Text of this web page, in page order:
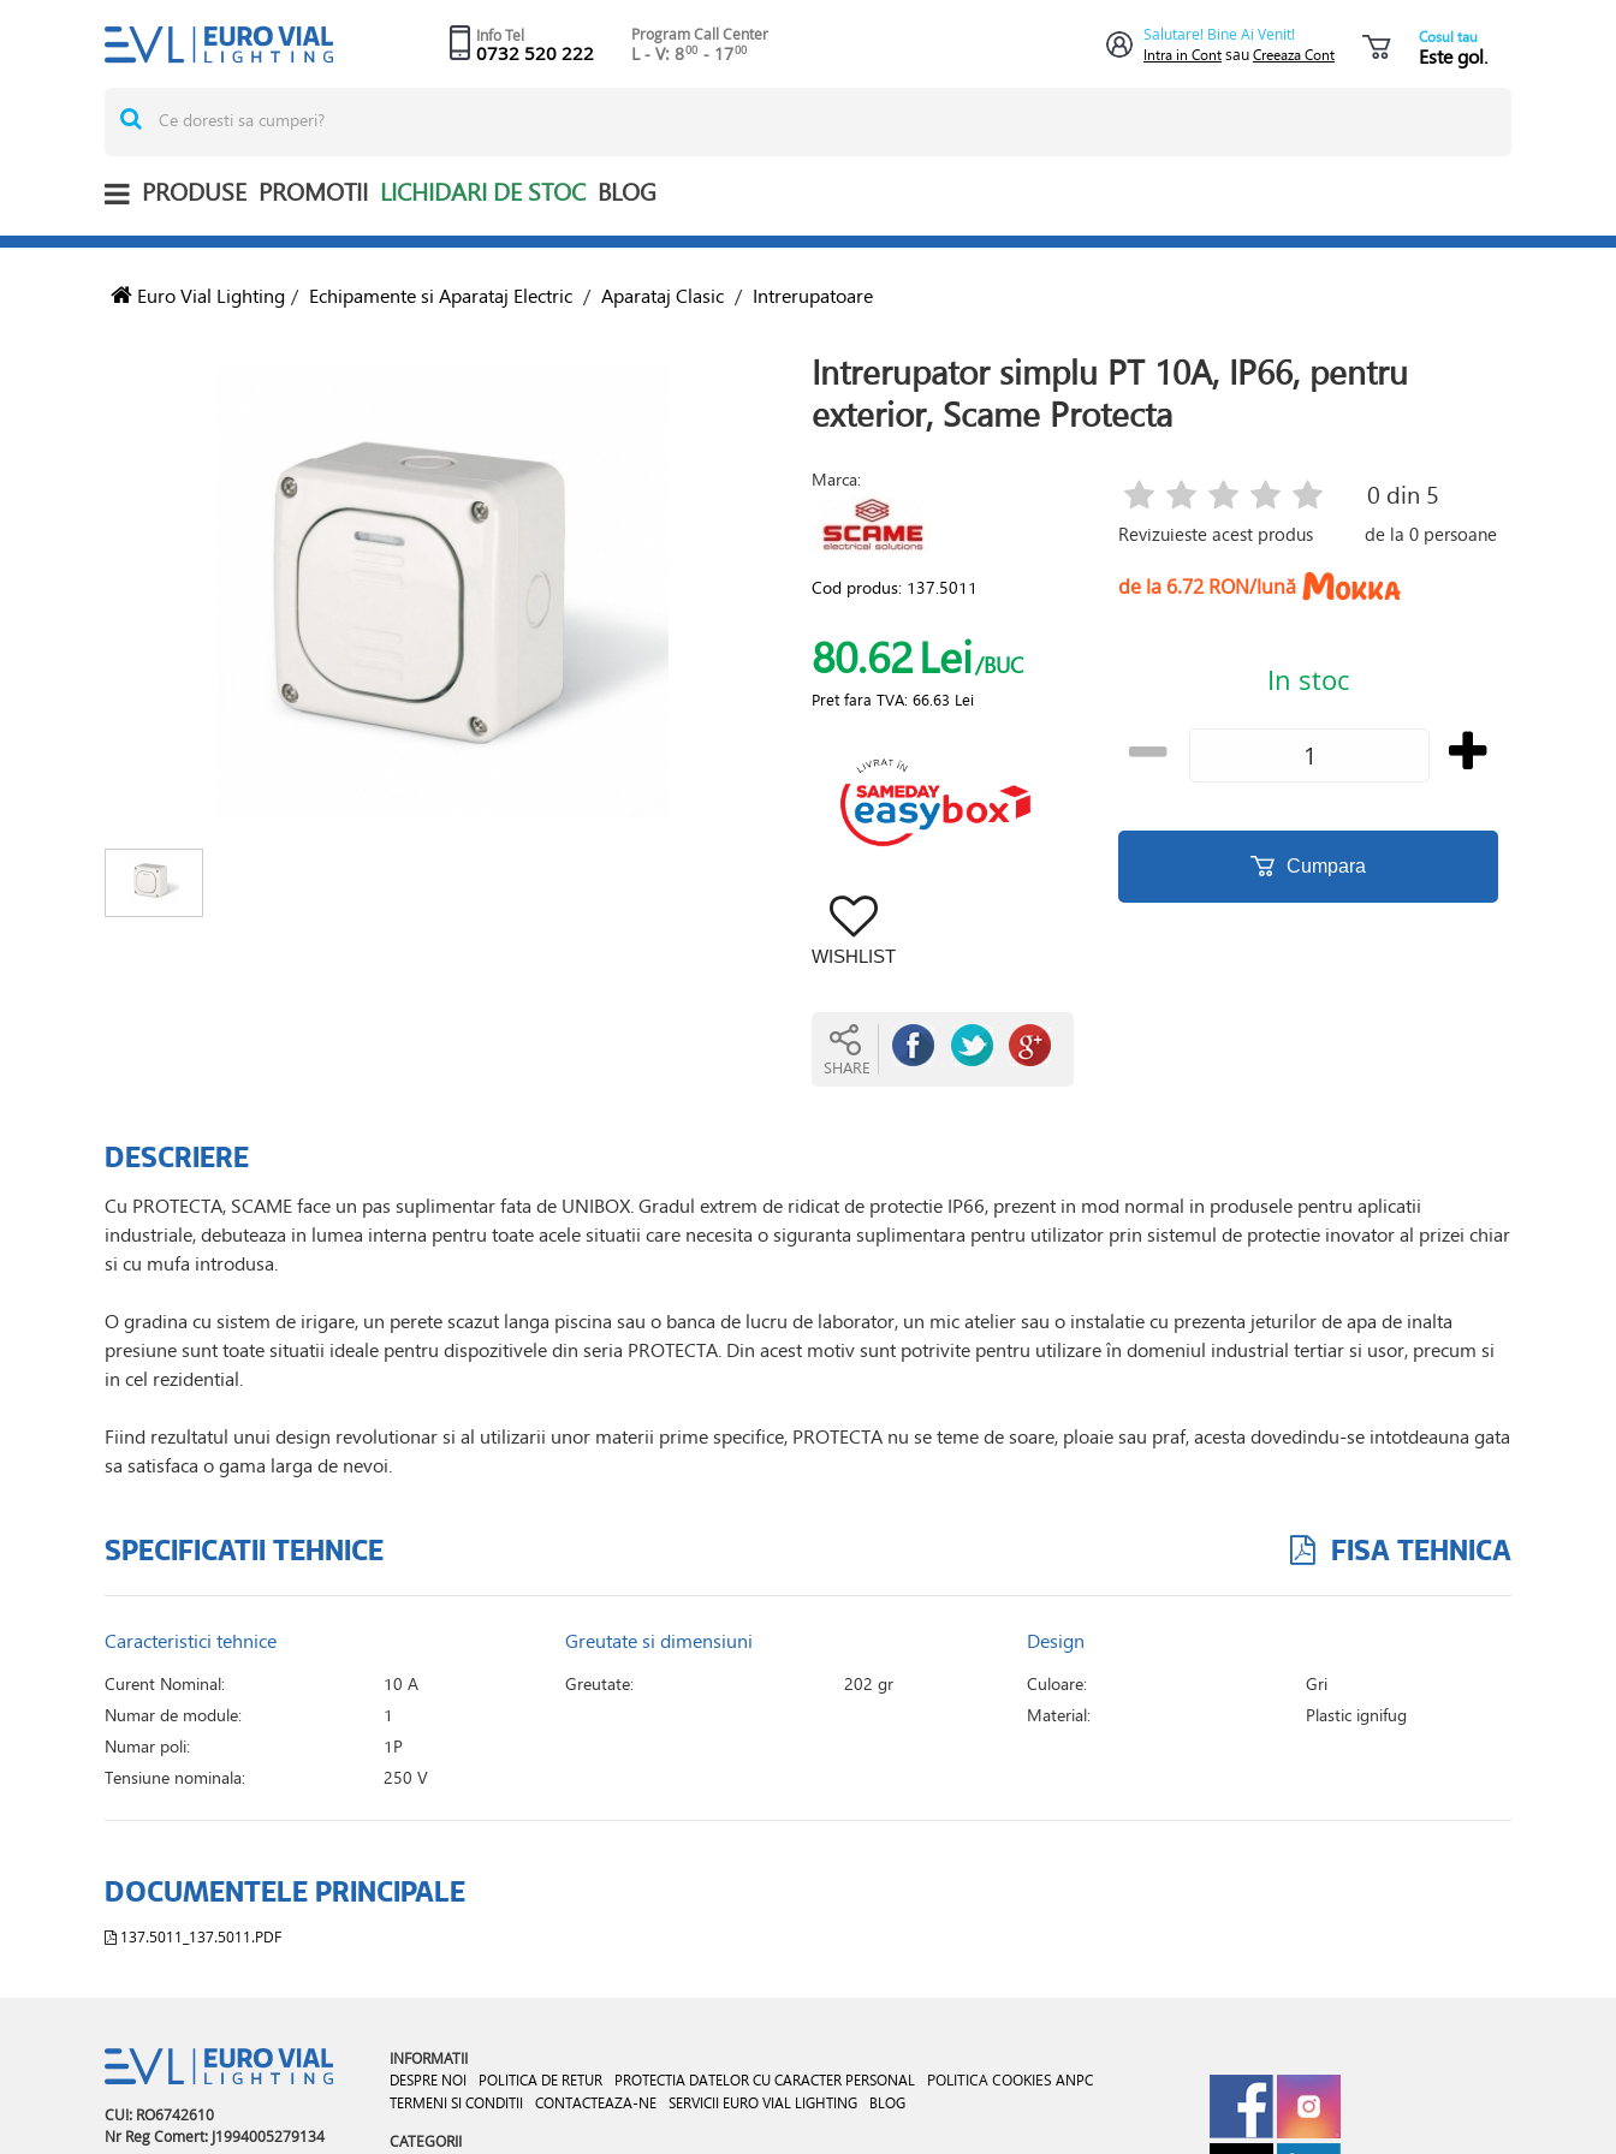
Info Tel
0732 520 222
Program Call Center
L - V: 800 - 1700
Salutare! Bine Ai Venit!
Intra in ContsauCreeaza Cont
Cosul tau
Este gol.
PRODUSE PROMOTII LICHIDARI DE STOC BLOG
Euro Vial Lighting / Echipamente si Aparataj Electric / Aparataj Clasic / Intrerupatoare
Intrerupator simplu PT 10A, IP66, pentru
exterior, Scame Protecta
Marca:
Cod produs: 137.5011
80.62Lei/BUC
Pret fara TVA: 66.63 Lei
WISHLIST
SHARE
Revizuieste acest produs
0 din 5
de la0 persoane
de la 6.72 RON/lună
In stoc
Cumpara
DESCRIERE
Cu PROTECTA, SCAME face un pas suplimentar fata de UNIBOX. Gradul extrem de ridicat de protectie IP66, prezent in mod normal in produsele pentru aplicatii
industriale, debuteaza in lumea interna pentru toate acele situatii care necesita o siguranta suplimentara pentru utilizator prin sistemul de protectie inovator al prizei chiar
si cu mufa introdusa.
O gradina cu sistem de irigare, un perete scazut langa piscina sau o banca de lucru de laborator, un mic atelier sau o instalatie cu prezenta jeturilor de apa de inalta
presiune sunt toate situatii ideale pentru dispozitivele din seria PROTECTA. Din acest motiv sunt potrivite pentru utilizare în domeniul industrial tertiar si usor, precum si
in cel rezidential.
Fiind rezultatul unui design revolutionar si al utilizarii unor materii prime specifice, PROTECTA nu se teme de soare, ploaie sau praf, acesta dovedindu-se intotdeauna gata
sa satisfaca o gama larga de nevoi.
SPECIFICATII TEHNICE FISA TEHNICA
Caracteristici tehnice
Curent Nominal:
10 A
Numar de module:
1
Numar poli:
1P
Tensiune nominala:
250 V
Greutate si dimensiuni
Greutate: 202 gr
Design
Culoare:
Gri
Material:
Plastic ignifug
DOCUMENTELE PRINCIPALE
137.5011_137.5011.PDF
CUI: RO6742610
Nr Reg Comert: J1994005279134
INFORMATII
DESPRE NOI POLITICA DE RETUR PROTECTIA DATELOR CU CARACTER PERSONAL POLITICA COOKIES ANPC
TERMENI SI CONDITII
CONTACTEAZA-NE SERVICII EURO VIAL LIGHTING BLOG
CATEGORII